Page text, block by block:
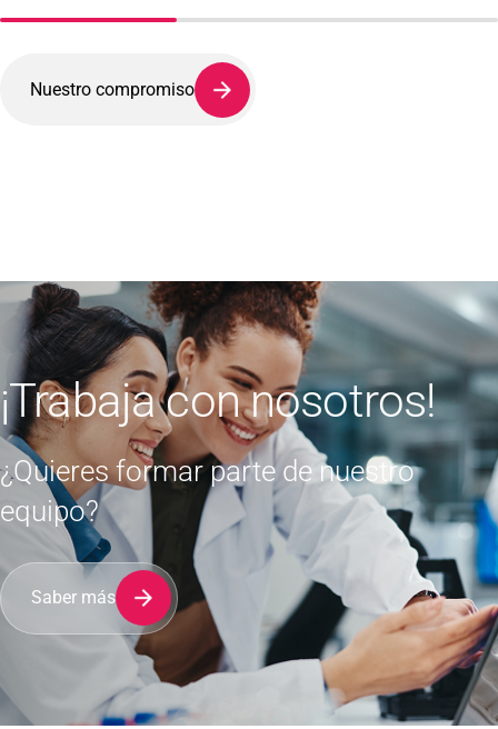
Nuestro compromiso
¡Trabaja con nosotros!
¿Quieres formar parte de nuestro
equipo?
Saber más